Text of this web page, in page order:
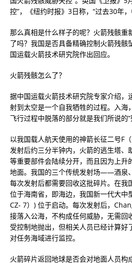
控”，《纽约时报》3日称，“过去30年，
那么真相是什么样子的呢？火箭残骸重
了吗？我国是否具备精确控制火箭残骸
国运载火箭技术研究院作出回应。
火箭残骸怎么了？
据中国运载火箭技术研究院专家介绍，
射到太空是一个自我牺牲的过程。入海
飞行过程中脱落的部分就是我们所说的“
以我国载人航天使用的神箭长征二号F
发射后约三分半钟内，火箭的逃生塔、
等重要部件会陆续分开，而且因为上升
地面。我国的三个传统发射场——酒泉
每次发射后都需要回收这批碎片。在我
位于海南省，即海边，我国新一代大中
CZ- 7）) 位于启动。每次发射后，
接落入公海，不构成任何威胁，无需回
受控制地抛出，但相关人员已经计算好
对任务海域进行监控。
火箭碎片返回地球是否会对地面人员构